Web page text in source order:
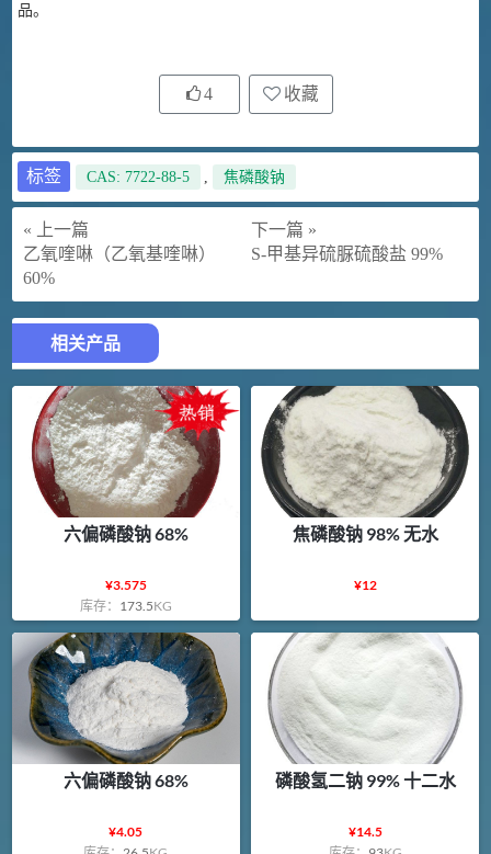
品。
4 收藏
标签 CAS: 7722-88-5 , 焦磷酸钠
« 上一篇
乙氧喹啉（乙氧基喹啉）
60%
下一篇 »
S-甲基异硫脲硫酸盐 99%
相关产品
六偏磷酸钠 68%
¥3.575
库存： 173.5KG
焦磷酸钠 98% 无水
¥12
六偏磷酸钠 68%
¥4.05
磷酸氢二钠 99% 十二水
¥14.5